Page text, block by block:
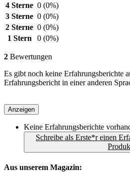
4 Sterne 0 (0%)
3 Sterne 0 (0%)
2 Sterne 0 (0%)
1 Stern
0 (0%)
2 Bewertungen
Es gibt noch keine Erfahrungsberichte
Erfahrungsbericht in einer anderen
Anzeigen
Keine Erfahrungsberichte
Schreibe als Erste*r einen
Aus unserem Magazin: